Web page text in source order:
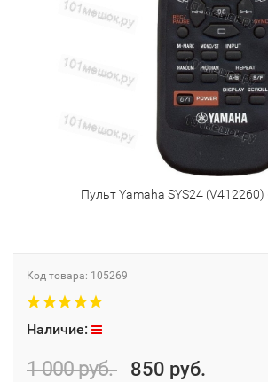
Пульт Yamaha SYS24
Код товара: 105269
Наличие:
1 000 руб. 850 руб.